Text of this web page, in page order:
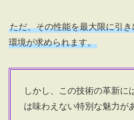
ただ、その性能を最大限に引
環境が求められます。
しかし、この技術の革新に
は味わえない特別な魅力が